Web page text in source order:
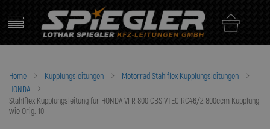
content
Home Kupplungsleitungen
Motorrad Stahlflex Kupplungsleitungen
HONDA
Stahlflex Kupplungsleitung für HONDA VFR 800 CBS VTEC RC46/2 800ccm Kupplung
wie Orig. 10-